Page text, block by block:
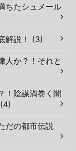
ちたシュメール
解説！ (3)
人か？！それと
！陰謀渦巻く闇
だの都市伝説